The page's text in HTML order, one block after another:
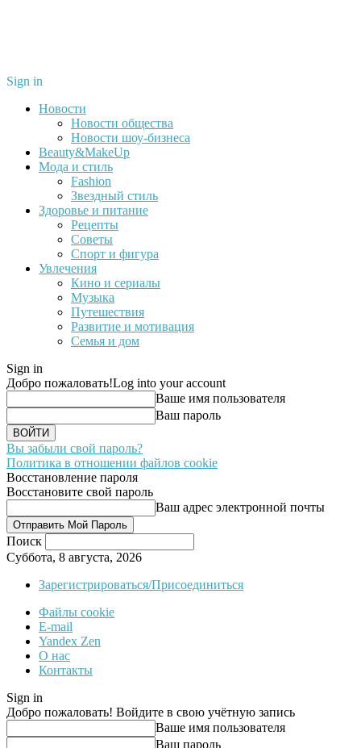
Sign in
Новости
Новости общества
Новости шоу-бизнеса
Beauty&MakeUp
Мода и стиль
Fashion
Звездный стиль
Здоровье и питание
Рецепты
Советы
Спорт и фигура
Увлечения
Кино и сериалы
Музыка
Путешествия
Развитие и мотивация
Семья и дом
Sign in
Добро пожаловать!Log into your account
Ваше имя пользователя
Ваш пароль
Вы забыли свой пароль?
Политика в отношении файлов cookie
Восстановление пароля
Восстановите свой пароль
Ваш адрес электронной почты
Поиск
Суббота, 8 августа, 2026
Зарегистрироваться/Присоединиться
Файлы cookie
E-mail
Yandex Zen
О нас
Контакты
Sign in
Добро пожаловать! Войдите в свою учётную запись
Ваше имя пользователя
Ваш пароль